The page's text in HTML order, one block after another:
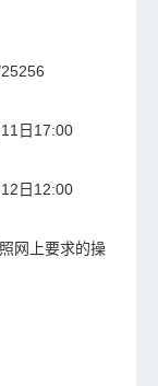
日17:00
日12:00
网上要求的操